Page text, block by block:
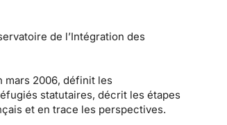
de l’Intégration des
mars 2006, définit les
statutaires, décrit les étapes
et en trace les perspectives.